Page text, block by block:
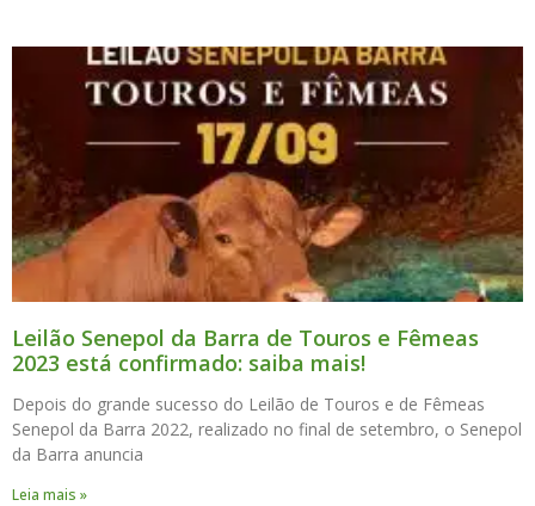
Leilão Senepol da Barra de Touros e Fêmeas
2023 está confirmado: saiba mais!
Depois do grande sucesso do Leilão de Touros e de Fêmeas
Senepol da Barra 2022, realizado no final de setembro, o Senepol
da Barra anuncia
Leia mais »